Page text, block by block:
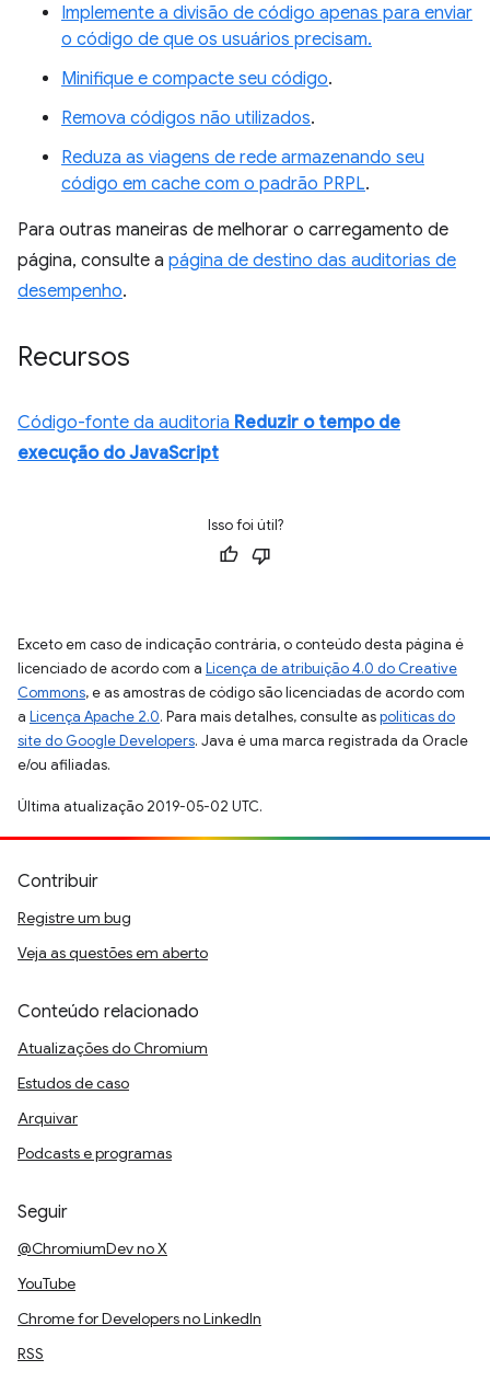
Implemente a divisão de código apenas para enviar
o código de que os usuários precisam.
Minifique e compacte seu código.
Remova códigos não utilizados.
Reduza as viagens de rede armazenando seu
código em cache com o padrão PRPL.
Para outras maneiras de melhorar o carregamento de
página, consulte a página de destino das auditorias de
desempenho.
Recursos
Código-fonte da auditoria Reduzir o tempo de
execução do JavaScript
Isso foi útil?
Exceto em caso de indicação contrária, o conteúdo desta página é
licenciado de acordo com a Licença de atribuição 4.0 do Creative
Commons, e as amostras de código são licenciadas de acordo com
a Licença Apache 2.0. Para mais detalhes, consulte aspolíticas do
site do Google Developers. Java é uma marca registrada da Oracle
e/ou afiliadas.
Última atualização 2019-05-02 UTC.
Contribuir
Registre um bug
Veja as questões em aberto
Conteúdo relacionado
Atualizações do Chromium
Estudos de caso
Arquivar
Podcasts e programas
Seguir
@ChromiumDev no X
YouTube
Chrome for Developers no LinkedIn
RSS